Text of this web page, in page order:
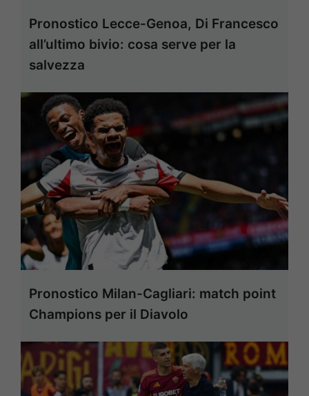
Pronostico Lecce-Genoa, Di Francesco
all’ultimo bivio: cosa serve per la
salvezza
Pronostico Milan-Cagliari: match point
Champions per il Diavolo